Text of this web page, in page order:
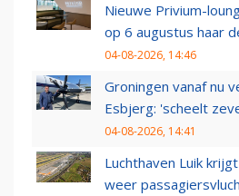
Nieuwe Privium-
op 6 augustus haar
04-08-2026, 14:46
Groningen vanaf nu
Esbjerg: 'scheelt
04-08-2026, 14:41
Luchthaven Luik
weer